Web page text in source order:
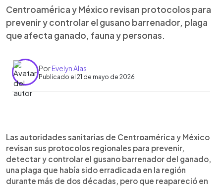
Centroamérica y México revisan protocolos para
prevenir y controlar el gusano barrenador, plaga
que afecta ganado, fauna y personas.
PorEvelyn Alas
Publicado el 21 de mayo de 2026
► Escuchar artículo
Centroamérica y México revisan protocolos
regionales para prevenir y controlar el gusano
barrenador, una plaga causada por larvas de la
mosca Cochliomyia hominivorax. Este parásito
deposita huevos en heridas abiertas de animales
Las autoridades sanitarias de Centroamérica y México
revisan sus protocolos regionales para prevenir,
detectar y controlar el gusano barrenador del ganado,
una plaga que había sido erradicada en la región
durante más de dos décadas, pero que reapareció en